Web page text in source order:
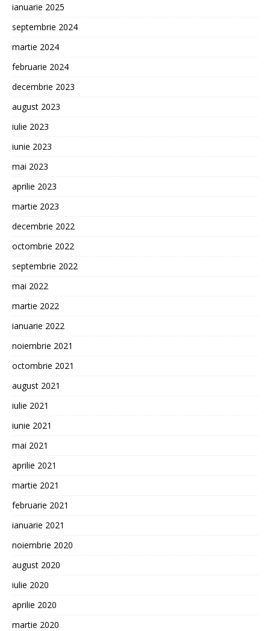
ianuarie 2025
septembrie 2024
martie 2024
februarie 2024
decembrie 2023
august 2023
iulie 2023
iunie 2023
mai 2023
aprilie 2023
martie 2023
decembrie 2022
octombrie 2022
septembrie 2022
mai 2022
martie 2022
ianuarie 2022
noiembrie 2021
octombrie 2021
august 2021
iulie 2021
iunie 2021
mai 2021
aprilie 2021
martie 2021
februarie 2021
ianuarie 2021
noiembrie 2020
august 2020
iulie 2020
aprilie 2020
martie 2020